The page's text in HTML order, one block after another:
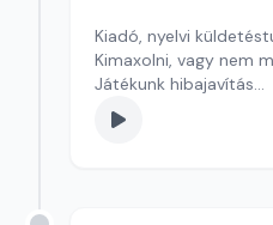
Kiadó, nyelvi
Kimaxolni, vagy nem
Játékunk hibajavítás
Szerkesztő: Nagy